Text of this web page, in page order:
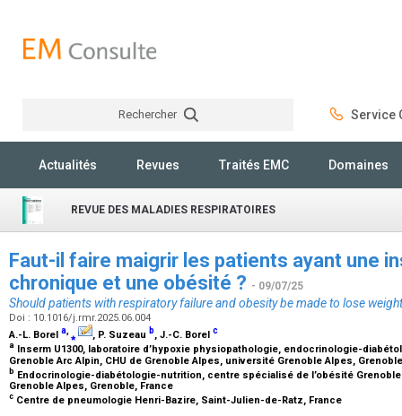
Rechercher Service
Actualités Revues Traités EMC Domaines
REVUE DES MALADIES RESPIRATOIRES
Faut-il faire maigrir les patients ayant une
chronique et une obésité ? - 09/07/25
Should patients with respiratory failure and obesity be made to lose
Doi : 10.1016/j.rmr.2025.06.004
A.-L. Borel a,⁎ , P. Suzeau b, J.-C. Borel c
a Inserm U1300, laboratoire d’hypoxie physiopathologie, endocrinologie-
Grenoble Arc Alpin, CHU de Grenoble Alpes, université Grenoble Alpes,
b Endocrinologie-diabétologie-nutrition, centre spécialisé de l’obésité
Grenoble Alpes, Grenoble, France
c Centre de pneumologie Henri-Bazire, Saint-Julien-de-Ratz, France